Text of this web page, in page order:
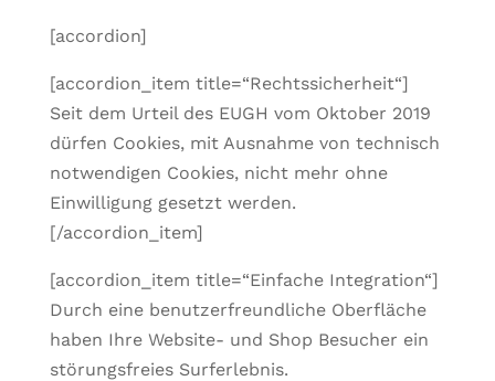
[accordion]
[accordion_item title=“Rechtssicherheit“]
Seit dem Urteil des EUGH vom Oktober 2019
dürfen Cookies, mit Ausnahme von technisch
notwendigen Cookies, nicht mehr ohne
Einwilligung gesetzt werden.
[/accordion_item]
[accordion_item title=“Einfache Integration“]
Durch eine benutzerfreundliche Oberfläche
haben Ihre Website- und Shop Besucher ein
störungsfreies Surferlebnis.